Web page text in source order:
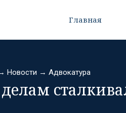
Главная
Новости → Адвокатура